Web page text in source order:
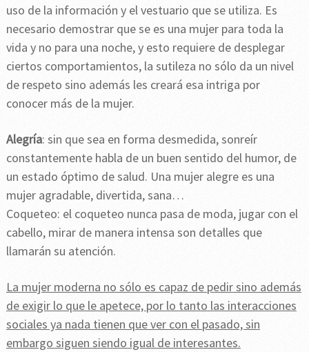
uso de la información y el vestuario que se utiliza. Es
necesario demostrar que se es una mujer para toda la
vida y no para una noche, y esto requiere de desplegar
ciertos comportamientos, la sutileza no sólo da un nivel
de respeto sino además les creará esa intriga por
conocer más de la mujer.
Alegría: sin que sea en forma desmedida, sonreír
constantemente habla de un buen sentido del humor, de
un estado óptimo de salud. Una mujer alegre es una
mujer agradable, divertida, sana…
Coqueteo: el coqueteo nunca pasa de moda, jugar con el
cabello, mirar de manera intensa son detalles que
llamarán su atención.
La mujer moderna no sólo es capaz de pedir sino además
de exigir lo que le apetece, por lo tanto las interacciones
sociales ya nada tienen que ver con el pasado, sin
embargo siguen siendo igual de interesantes.